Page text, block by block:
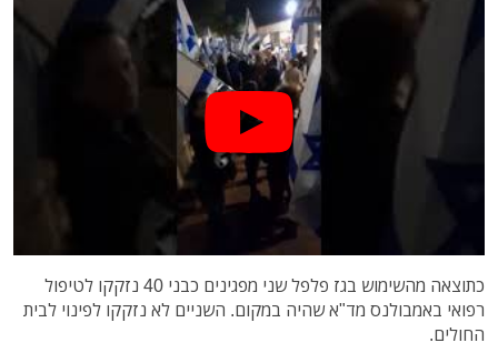
כתוצאה מהשימוש בגז פלפל שני מפגינים כבני 40 נזקקו לטיפול
רפואי באמבולנס מד"א שהיה במקום. השניים לא נזקקו לפינוי לבית
החולים.